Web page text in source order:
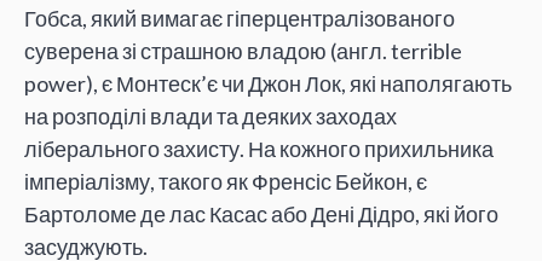
Гобса, який вимагає гіперцентралізованого
суверена зі страшною владою (англ. terrible
power), є Монтеск’є чи Джон Лок, які наполягають
на розподілі влади та деяких заходах
ліберального захисту. На кожного прихильника
імперіалізму, такого як Френсіс Бейкон, є
Бартоломе де лас Касас або Дені Дідро, які його
засуджують.